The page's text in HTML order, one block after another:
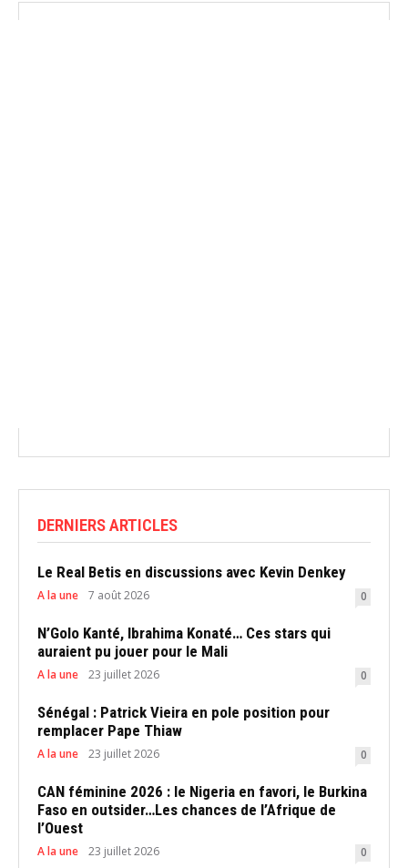
DERNIERS ARTICLES
Le Real Betis en discussions avec Kevin Denkey
A la une 7 août 2026 0
N’Golo Kanté, Ibrahima Konaté… Ces stars qui
auraient pu jouer pour le Mali
A la une 23 juillet 2026 0
Sénégal : Patrick Vieira en pole position pour
remplacer Pape Thiaw
A la une 23 juillet 2026 0
CAN féminine 2026 : le Nigeria en favori, le Burkina
Faso en outsider…Les chances de l’Afrique de
l’Ouest
A la une 23 juillet 2026 0